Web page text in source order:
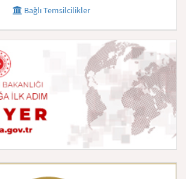
Bağlı Temsilcilikler